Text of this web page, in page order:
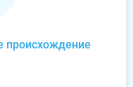
происхождение